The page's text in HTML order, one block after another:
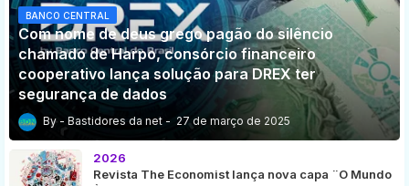
BANCO CENTRAL
Com nome de deus grego pagão do silêncio
chamado de Harpo, consórcio financeiro
cooperativo lança solução para DREX ter
segurança de dados
Bastidores da net 27 de março de 2025
2026
Revista The Economist lança nova capa ¨O Mundo